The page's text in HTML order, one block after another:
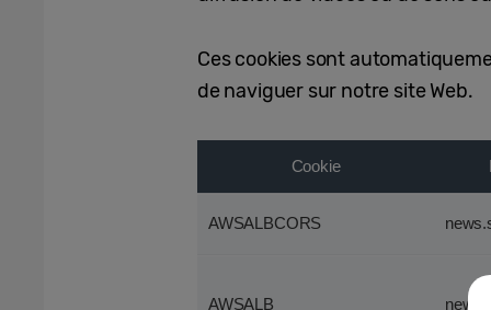
Ces cookies sont
de naviguer sur notre site Web.
Cookie
AWSALBCORS
AWSALB